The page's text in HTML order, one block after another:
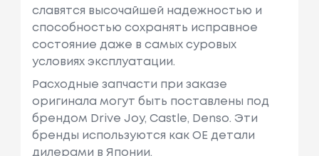
славятся высочайшей надежностью и
способностью сохранять исправное
состояние даже в самых суровых
условиях эксплуатации.
Расходные запчасти при заказе
оригинала могут быть поставлены под
брендом Drive Joy, Castle, Denso. Эти
бренды используются как ОЕ детали
дилерами в Японии.